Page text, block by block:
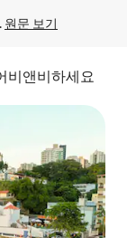
원문 보기
비앤비하세요